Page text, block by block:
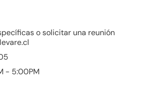
o solicitar una reunión
- 5:00PM